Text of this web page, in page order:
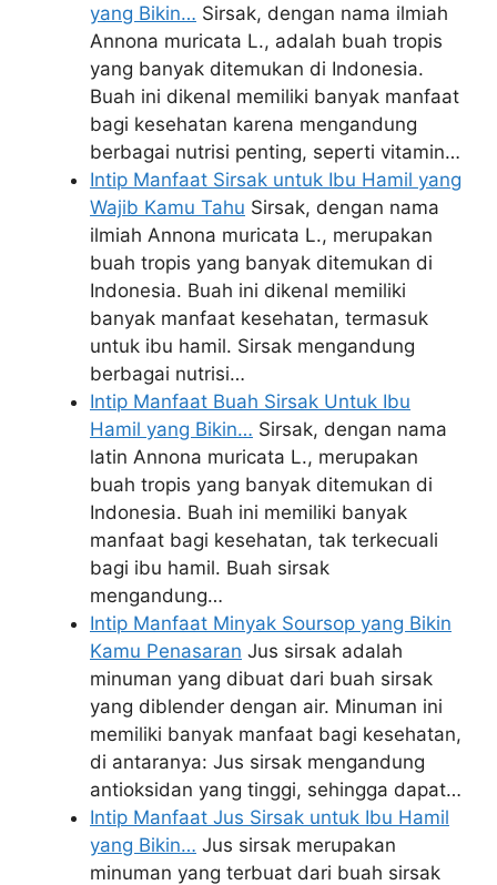
yang Bikin… Sirsak, dengan nama ilmiah
Annona muricata L., adalah buah tropis
yang banyak ditemukan di Indonesia.
Buah ini dikenal memiliki banyak manfaat
bagi kesehatan karena mengandung
berbagai nutrisi penting, seperti vitamin…
Intip Manfaat Sirsak untuk Ibu Hamil yang
Wajib Kamu Tahu Sirsak, dengan nama
ilmiah Annona muricata L., merupakan
buah tropis yang banyak ditemukan di
Indonesia. Buah ini dikenal memiliki
banyak manfaat kesehatan, termasuk
untuk ibu hamil. Sirsak mengandung
berbagai nutrisi…
Intip Manfaat Buah Sirsak Untuk Ibu
Hamil yang Bikin… Sirsak, dengan nama
latin Annona muricata L., merupakan
buah tropis yang banyak ditemukan di
Indonesia. Buah ini memiliki banyak
manfaat bagi kesehatan, tak terkecuali
bagi ibu hamil. Buah sirsak
mengandung…
Intip Manfaat Minyak Soursop yang Bikin
Kamu Penasaran Jus sirsak adalah
minuman yang dibuat dari buah sirsak
yang diblender dengan air. Minuman ini
memiliki banyak manfaat bagi kesehatan,
di antaranya: Jus sirsak mengandung
antioksidan yang tinggi, sehingga dapat…
Intip Manfaat Jus Sirsak untuk Ibu Hamil
yang Bikin… Jus sirsak merupakan
minuman yang terbuat dari buah sirsak